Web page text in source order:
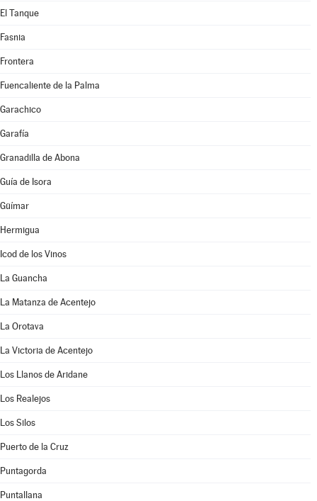
El Tanque
Fasnia
Frontera
Fuencaliente de la Palma
Garachico
Garafía
Granadilla de Abona
Guía de Isora
Güímar
Hermigua
Icod de los Vinos
La Guancha
La Matanza de Acentejo
La Orotava
La Victoria de Acentejo
Los Llanos de Aridane
Los Realejos
Los Silos
Puerto de la Cruz
Puntagorda
Puntallana